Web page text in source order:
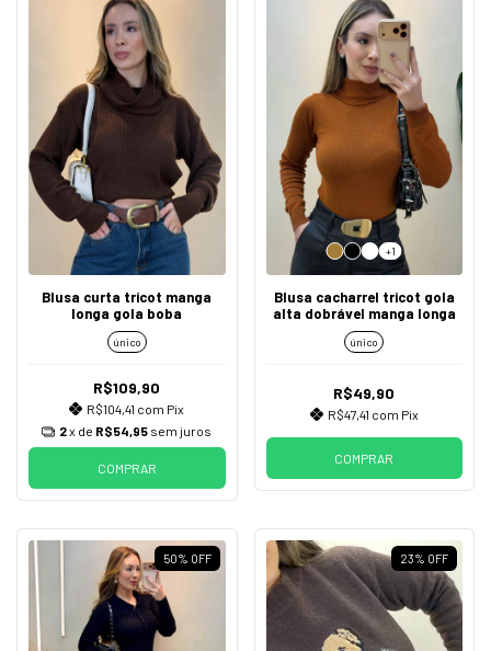
Blusa curta tricot manga
longa gola boba
único
R$109,90
R$104,41 com Pix
2x de R$54,95 sem juros
COMPRAR
+1
Blusa cacharrel tricot gola
alta dobrável manga longa
único
R$49,90
R$47,41 com Pix
COMPRAR
50% OFF 23% OFF